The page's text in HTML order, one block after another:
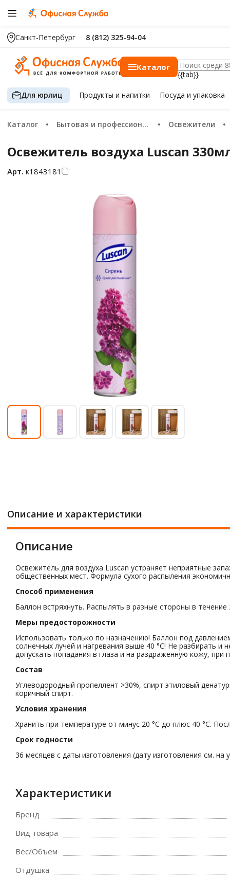
Санкт-Петербург 8 (812) 325-94-04
Каталог
{{tab}}
Для юрлиц Продуктыи напитки Посуда и упаковка
Каталог Бытовая и профессиональная химия Освежители
Освежитель воздуха Luscan
Арт. к1843181
Описание и характеристики
Описание
Освежитель для воздуха Luscan устраняет неприятные
общественных мест. Формула сухого распыления
Способ применения
Баллон встряхнуть. Распылять в разные стороны в
Меры предосторожности
Использовать только по назначению! Баллон под
солнечных лучей и нагревания выше 40 °C! Не разбирать
допускать попадания в глаза и на раздраженную кожу,
Состав
Углеводородный пропеллент >30%, спирт этиловый
коричный спирт.
Условия хранения
Хранить при температуре от минус 20 °С до плюс 40 °С.
Срок годности
36 месяцев с даты изготовления (дату изготовления см. на
Характеристики
Бренд
Вид товара
Вес/Объем
Отдушка